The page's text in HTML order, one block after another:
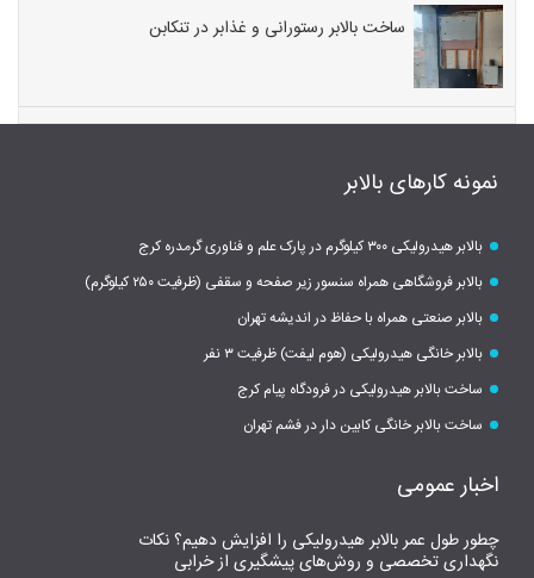
ساخت بالابر رستورانی و غذابر در تنکابن
نمونه کارهای بالابر
بالابر هیدرولیکی ۳۰۰ کیلوگرم در پارک علم و فناوری گرمدره کرج
بالابر فروشگاهی همراه سنسور زیر صفحه و سقفی (ظرفیت ۲۵۰ کیلوگرم)
بالابر صنعتی همراه با حفاظ در اندیشه تهران
بالابر خانگی هیدرولیکی (هوم لیفت) ظرفیت ۳ نفر
ساخت بالابر هیدرولیکی در فرودگاه پیام کرج
ساخت بالابر خانگی کابین دار در فشم تهران
اخبار عمومی
چطور طول عمر بالابر هیدرولیکی را افزایش دهیم؟ نکات
نگهداری تخصصی و روش‌های پیشگیری از خرابی